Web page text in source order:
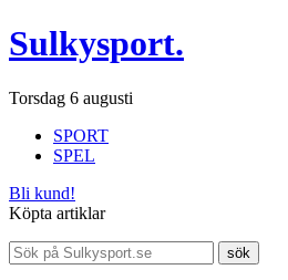
Sulkysport.
Torsdag 6 augusti
SPORT
SPEL
Bli kund!
Köpta artiklar